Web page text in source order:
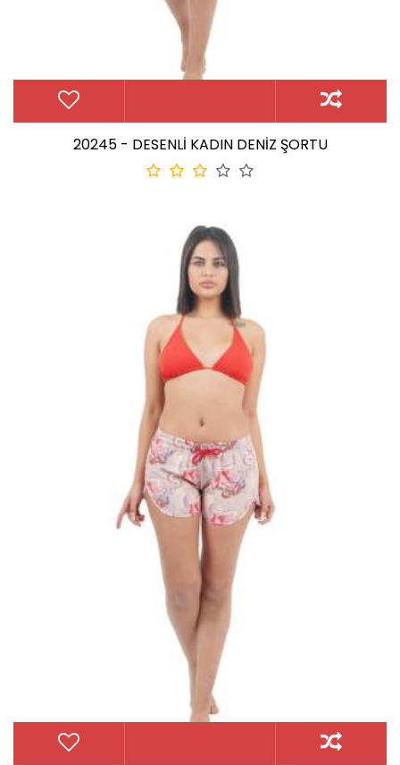
20245 - DESENLİ KADIN DENİZ ŞORTU